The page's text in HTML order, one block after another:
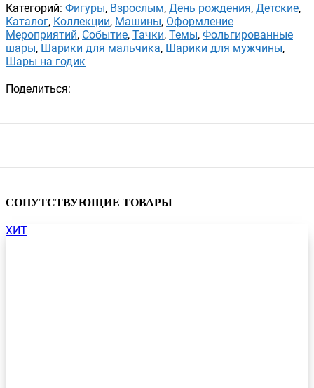
Категорий: Фигуры, Взрослым, День рождения, Детские,
Каталог, Коллекции, Машины, Оформление
Мероприятий, Событие, Тачки, Темы, Фольгированные
шары, Шарики для мальчика, Шарики для мужчины,
Шары на годик
Поделиться:
СОПУТСТВУЮЩИЕ ТОВАРЫ
ХИТ